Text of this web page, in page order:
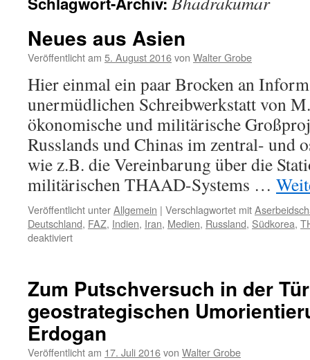
Neues aus Asien
Veröffentlicht am 5. August 2016von Walter Grobe
Hier einmal ein paar Brocken an
unermüdlichen Schreibwerkstatt von
ökonomische und militärische
Russlands und Chinas im zentral- und
wie z.B. die Vereinbarung über die
militärischen THAAD-Systems …
Veröffentlicht unterAllgemein | Verschlagwortet mit
Deutschland, FAZ, Indien, Iran, Medien, Russland, Südkorea,
deaktiviertfür
Zum Putschversuch in der
geostrategischen
Erdogan
Veröffentlicht am 17. Juli 2016von Walter Grobe